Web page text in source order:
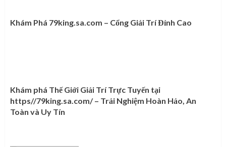
Khám Phá 79king.sa.com – Cổng Giải Trí Đỉnh Cao
Khám phá Thế Giới Giải Trí Trực Tuyến tại
https//79king.sa.com/ – Trải Nghiệm Hoàn Hảo, An
Toàn và Uy Tín